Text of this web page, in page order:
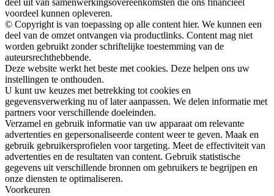
deel uit van samenwerkingsovereenkomsten die ons financieel
voordeel kunnen opleveren.
© Copyright is van toepassing op alle content hier. We kunnen een
deel van de omzet ontvangen via productlinks. Content mag niet
worden gebruikt zonder schriftelijke toestemming van de
auteursrechthebbende.
Deze website werkt het beste met cookies. Deze helpen ons uw
instellingen te onthouden.
U kunt uw keuzes met betrekking tot cookies en
gegevensverwerking nu of later aanpassen. We delen informatie met
partners voor verschillende doeleinden.
Verzamel en gebruik informatie van uw apparaat om relevante
advertenties en gepersonaliseerde content weer te geven. Maak en
gebruik gebruikersprofielen voor targeting. Meet de effectiviteit van
advertenties en de resultaten van content. Gebruik statistische
gegevens uit verschillende bronnen om gebruikers te begrijpen en
onze diensten te optimaliseren.
Voorkeuren